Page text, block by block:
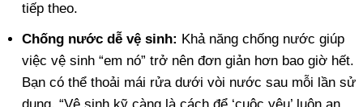
tiếp theo.
Chống nước dễ vệ sinh: Khả năng chống nước giúp
việc vệ sinh “em nó” trở nên đơn giản hơn bao giờ hết.
Bạn có thể thoải mái rửa dưới vòi nước sau mỗi lần sử